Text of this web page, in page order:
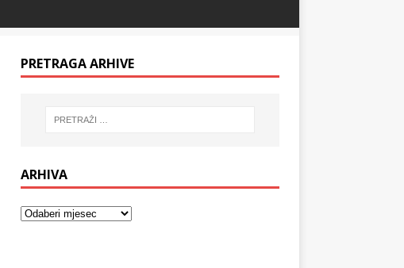
PRETRAGA ARHIVE
ARHIVA